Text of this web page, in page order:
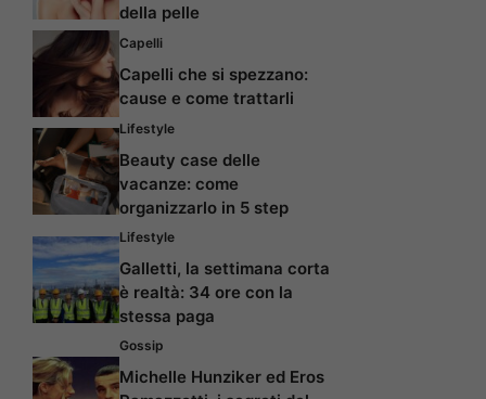
della pelle
Capelli
Capelli che si spezzano:
cause e come trattarli
Lifestyle
Beauty case delle
vacanze: come
organizzarlo in 5 step
Lifestyle
Galletti, la settimana corta
è realtà: 34 ore con la
stessa paga
Gossip
Michelle Hunziker ed Eros